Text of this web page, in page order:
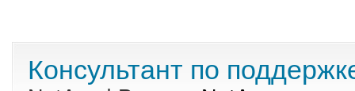
Консультант по